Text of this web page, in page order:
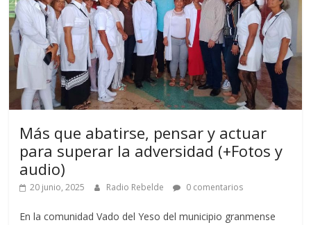
Más que abatirse, pensar y actuar
para superar la adversidad (+Fotos y
audio)
20 junio, 2025 Radio Rebelde 0 comentarios
En la comunidad Vado del Yeso del municipio granmense